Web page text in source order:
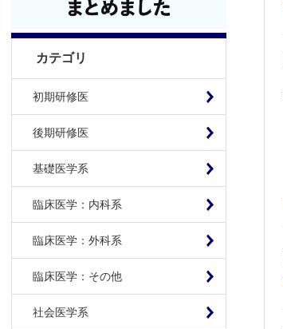
カテゴリ
初期研修医
後期研修医
基礎医学系
臨床医学：内科系
臨床医学：外科系
臨床医学：その他
社会医学系